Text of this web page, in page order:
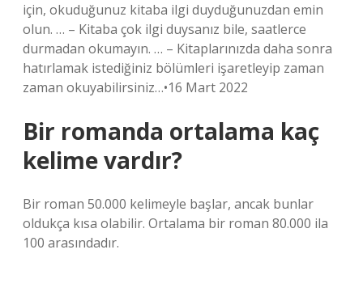
için, okuduğunuz kitaba ilgi duyduğunuzdan emin
olun. … – Kitaba çok ilgi duysanız bile, saatlerce
durmadan okumayın. … – Kitaplarınızda daha sonra
hatırlamak istediğiniz bölümleri işaretleyip zaman
zaman okuyabilirsiniz…•16 Mart 2022
Bir romanda ortalama kaç
kelime vardır?
Bir roman 50.000 kelimeyle başlar, ancak bunlar
oldukça kısa olabilir. Ortalama bir roman 80.000 ila
100 arasındadır.